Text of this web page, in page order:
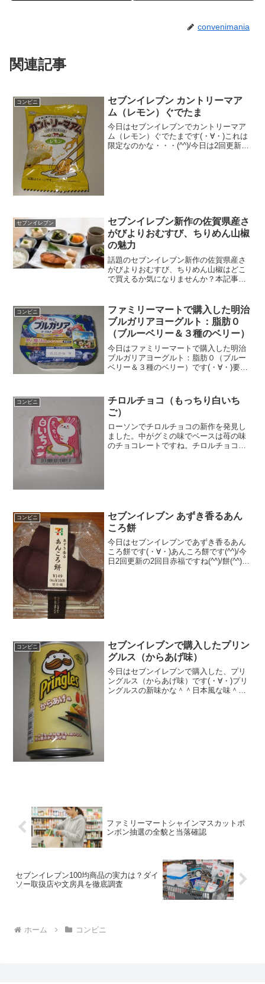
convenimania
関連記事
コンビニ
セブンイレブン カントリーマア
ム（レモン）ぐでたま
今日はセブンイレブンでカントリーマア
ム（レモン）ぐでたまです(・∀・)これは
限定なのかな・・・(^^)/今日は2回更新の
セブンイレブン
セブンイレブン新作の佐賀県産さ
がびよりおむすび、ちりめん山椒
の魅力
話題のセブンイレブン新作の佐賀県産さ
がびよりおむすび、ちりめん山椒はどこ
で買えるか気になりませんか？本記事で
がびよりおむすび、ちりめん山椒の知ら
れざる魅力を知り、至高の味わいをお楽
しみください。
コンビニ
ファミリーマートで購入した明治
ブルガリアヨーグルト：脂肪０
（ブルーベリー＆３種のベリー）
今日はファミリーマートで購入した明治
ブルガリアヨーグルト：脂肪０（ブルー
ベリー＆３種のベリー）です(・∀・)要す
量の割にはカロリーはどうだろうか＾＾
上蓋にもめっちゃ付...
コンビニ
チロルチョコ（もっちり白いち
ご）
ローソンでチロルチョコの新作を発見し
ました。中がグミの味でベースは苺の味
のチョコレートですね。チロルチョコさ
コンビニ
セブンイレブン あずき香るあん
ころ餅
今日はセブンイレブンであずき香るあん
ころ餅です(・∀・)あんころ餅です(^^)/今
日2回更新の2回目赤福ですね(^^)/餅(^^)食
コンビニ
セブンイレブンで購入したプリン
グルス（からあげ味）
今日はセブンイレブンで購入した、プリ
ングルス（からあげ味）です(・∀・)プリ
ングルスの新味かな＾＾日本風な味＾＾
ファミリーマートシャインマスカットボ
ンボン抽選の全貌と当落確認
セブンイレブン100均商品の実力は？ダイ
ソー取扱店や文房具を徹底調査
ホーム コンビニ